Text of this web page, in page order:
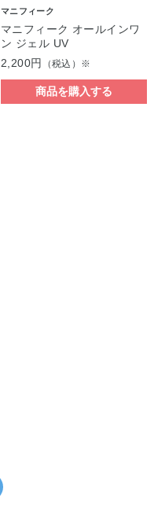
マニフィーク
マニフィーク オールインワ
ン ジェル UV
2,200円
（税込）※
商品を購入する